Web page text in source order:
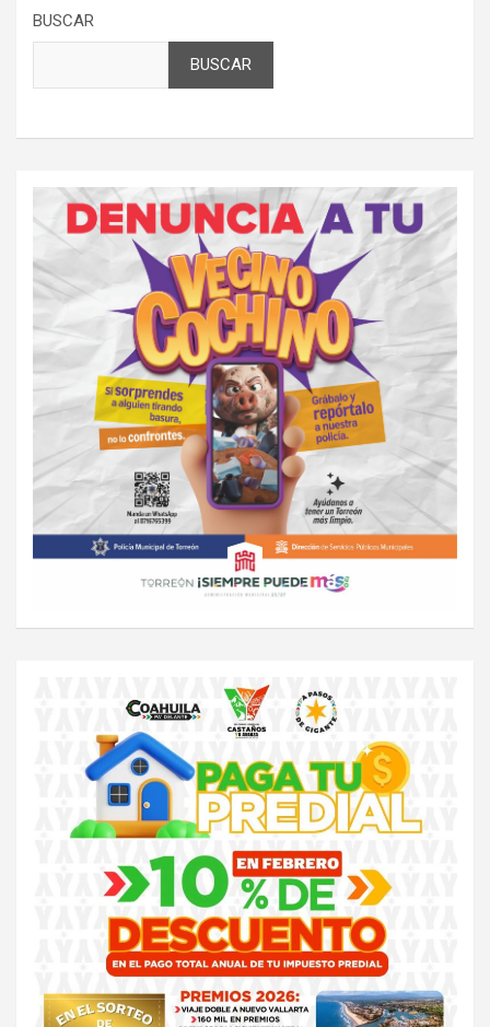
BUSCAR
BUSCAR